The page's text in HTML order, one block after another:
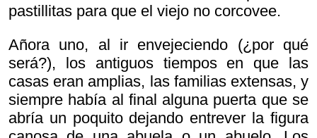
pastillitas para que el viejo no corcovee.
Añora uno, al ir envejeciendo (¿por qué
será?), los antiguos tiempos en que las
casas eran amplias, las familias extensas, y
siempre había al final alguna puerta que se
abría un poquito dejando entrever la figura